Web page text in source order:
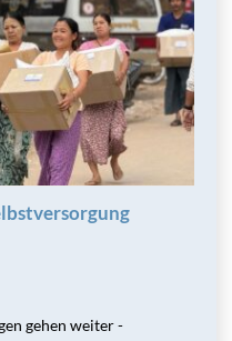
gehen weiter -